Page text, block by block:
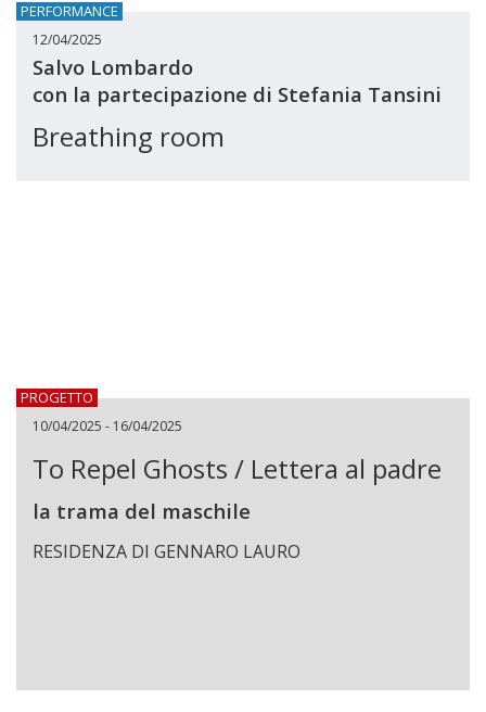
PERFORMANCE
12/04/2025
Salvo Lombardo
con la partecipazione di Stefania Tansini
Breathing room
PROGETTO
10/04/2025 - 16/04/2025
To Repel Ghosts / Lettera al padre
la trama del maschile
RESIDENZA DI GENNARO LAURO